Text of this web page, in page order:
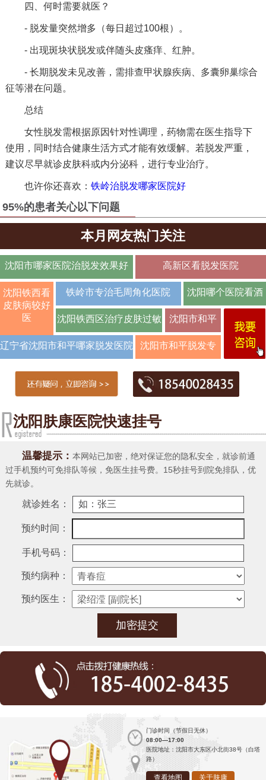
四、何时需要就医？
- 脱发量突然增多（每日超过100根）。
- 出现斑块状脱发或伴随头皮瘙痒、红肿。
- 长期脱发未见改善，需排查甲状腺疾病、多囊卵巢综合
征等潜在问题。
总结
女性脱发需根据原因针对性调理，药物需在医生指导下
使用，同时结合健康生活方式才能有效缓解。若脱发严重，
建议尽早就诊皮肤科或内分泌科，进行专业治疗。
也许你还喜欢： 铁岭治脱发哪家医院好
95%的患者关心以下问题
本月网友热门关注
沈阳市哪家医院治脱发效果好 高新区看脱发医院
沈阳铁西看
皮肤病较好
医
铁岭市专治毛周角化医院 沈阳哪个医院看酒
糟鼻效
沈阳铁西区治疗皮肤过敏 沈阳市和平
皮肤瘙痒名
医
辽宁省沈阳市和平哪家脱发医院 沈阳市和平脱发专
沈阳肤康医院快速挂号
温馨提示： 本网站已加密，绝对保证您的隐私安全，就诊前通
过手机预约可免排队等候，免医生挂号费。15秒挂号到院免排队，优
先就诊。
就诊姓名：
预约时间：
手机号码：
预约病种：
预约医生：
门诊时间（节假日无休）
08:00—17:00
医院地址：沈阳市大东区小北街38号（白塔
路）
查看地图 关于肤康